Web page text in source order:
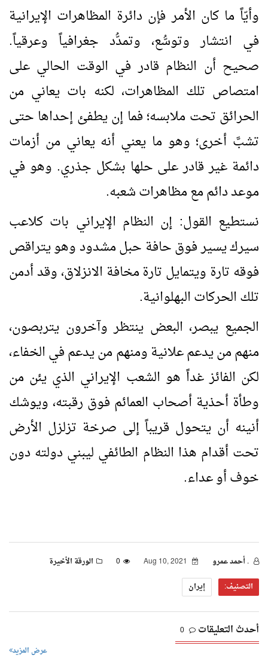
وأيّاً ما كان الأمر فإن دائرة المظاهرات الإيرانية
في انتشار وتوسُّع، وتمدُّد جغرافياً وعرقياً.
صحيح أن النظام قادر في الوقت الحالي على
امتصاص تلك المظاهرات، لكنه بات يعاني من
الحرائق تحت ملابسه؛ فما إن يطفئ إحداها حتى
تشبَّ أخرى؛ وهو ما يعني أنه يعاني من أزمات
دائمة غير قادر على حلها بشكل جذري. وهو في
موعد دائم مع مظاهرات شعبه.
نستطيع القول: إن النظام الإيراني بات كلاعب
سيرك يسير فوق حافة حبل مشدود وهو يتراقص
فوقه تارة ويتمايل تارة مخافة الانزلاق، وقد أدمن
تلك الحركات البهلوانية.
الجميع يبصر، البعض ينتظر وآخرون يتربصون،
منهم من يدعم علانية ومنهم من يدعم في الخفاء،
لكن الفائز غداً هو الشعب الإيراني الذي يئن من
وطأة أحذية أصحاب العمائم فوق رقبته، ويوشك
أنينه أن يتحول قريباً إلى صرخة تزلزل الأرض
تحت أقدام هذا النظام الطائفي ليبني دولته دون
خوف أو عداء.
. أحمد عمرو 0
الورقة الأخيرة
التصنيف:
إيران
أحدث التعليقات 0
عرض المزيد